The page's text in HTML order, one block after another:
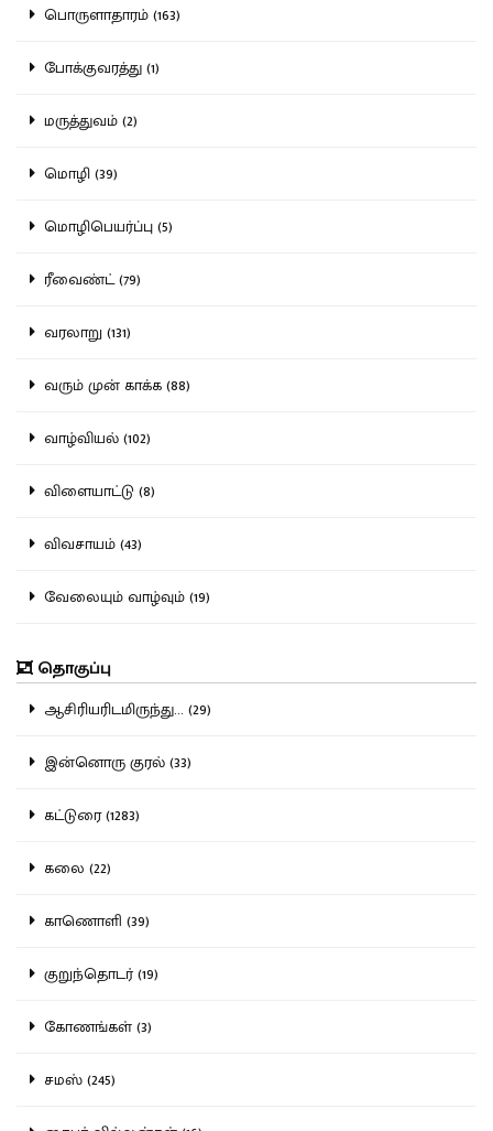
பொருளாதாரம் (163)
போக்குவரத்து (1)
மருத்துவம் (2)
மொழி (39)
மொழிபெயர்ப்பு (5)
ரீவைண்ட் (79)
வரலாறு (131)
வரும் முன் காக்க (88)
வாழ்வியல் (102)
விளையாட்டு (8)
விவசாயம் (43)
வேலையும் வாழ்வும் (19)
தொகுப்பு
ஆசிரியரிடமிருந்து... (29)
இன்னொரு குரல் (33)
கட்டுரை (1283)
கலை (22)
காணொளி (39)
குறுந்தொடர் (19)
கோணங்கள் (3)
சமஸ் (245)